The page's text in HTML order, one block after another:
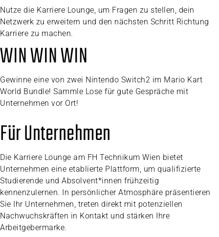
Nutze die Karriere Lounge, um Fragen zu stellen, dein
Netzwerk zu erweitern und den nächsten Schritt Richtung
Karriere zu machen.
WIN WIN WIN
Gewinne eine von zwei Nintendo Switch2 im Mario Kart
World Bundle! Sammle Lose für gute Gespräche mit
Unternehmen vor Ort!
Für Unternehmen
Die Karriere Lounge am FH Technikum Wien bietet
Unternehmen eine etablierte Plattform, um qualifizierte
Studierende und Absolvent*innen frühzeitig
kennenzulernen. In persönlicher Atmosphäre präsentieren
Sie Ihr Unternehmen, treten direkt mit potenziellen
Nachwuchskräften in Kontakt und stärken Ihre
Arbeitgebermarke.